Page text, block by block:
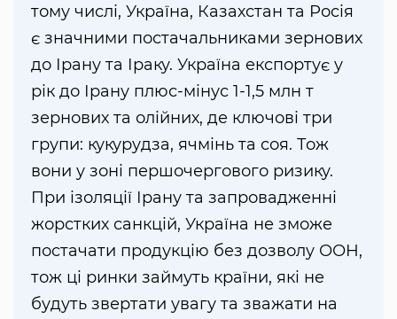
тому числі, Україна, Казахстан та Росія
є значними постачальниками зернових
до Ірану та Іраку. Україна експортує у
рік до Ірану плюс-мінус 1-1,5 млн т
зернових та олійних, де ключові три
групи: кукурудза, ячмінь та соя. Тож
вони у зоні першочергового ризику.
При ізоляції Ірану та запровадженні
жорстких санкцій, Україна не зможе
постачати продукцію без дозволу ООН,
тож ці ринки займуть країни, які не
будуть звертати увагу та зважати на